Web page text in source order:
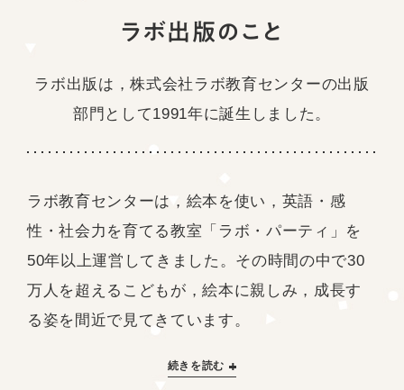
ラボ出版のこと
ラボ出版は，株式会社ラボ教育センターの出版
部門として1991年に誕生しました。
ラボ教育センターは，絵本を使い，英語・感
性・社会力を育てる教室「ラボ・パーティ」を
50年以上運営してきました。その時間の中で30
万人を超えるこどもが，絵本に親しみ，成長す
る姿を間近で見てきています。
続きを読む